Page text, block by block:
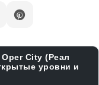
City (Реал
уровни и